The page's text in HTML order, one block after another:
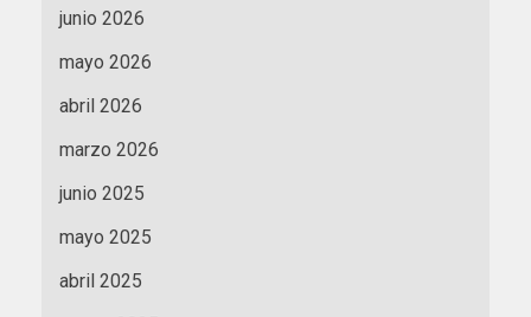
junio 2026
mayo 2026
abril 2026
marzo 2026
junio 2025
mayo 2025
abril 2025